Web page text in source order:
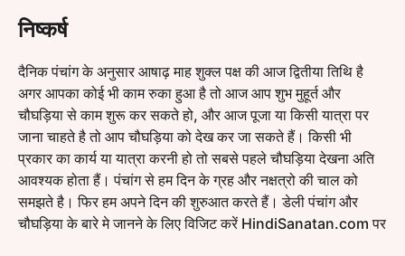
निष्कर्ष
दैनिक पंचांग के अनुसार आषाढ़ माह शुक्ल पक्ष की आज द्वितीया तिथि है
अगर आपका कोई भी काम रुका हुआ है तो आज आप शुभ मुहूर्त और
चौघड़िया से काम शुरू कर सकते हो, और आज पूजा या किसी यात्रा पर
जाना चाहते है तो आप चौघड़िया को देख कर जा सकते हैं। किसी भी
प्रकार का कार्य या यात्रा करनी हो तो सबसे पहले चौघड़िया देखना अति
आवश्यक होता हैं। पंचांग से हम दिन के ग्रह और नक्षत्रो की चाल को
समझते है। फिर हम अपने दिन की शुरुआत करते हैं। डेली पंचांग और
चौघड़िया के बारे मे जानने के लिए विजिट करें HindiSanatan.com पर